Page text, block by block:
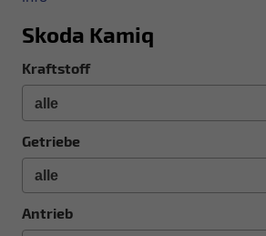
Skoda Kamiq
Kraftstoff
Getriebe
Antrieb